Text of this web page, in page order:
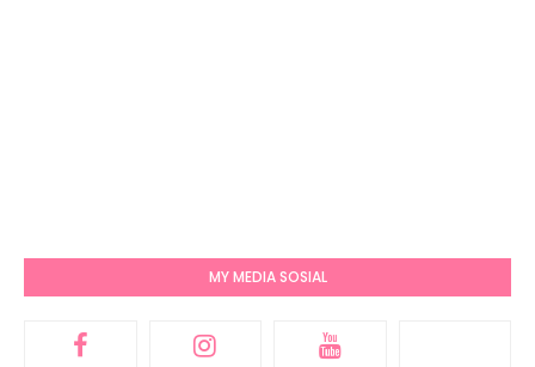
MY MEDIA SOSIAL